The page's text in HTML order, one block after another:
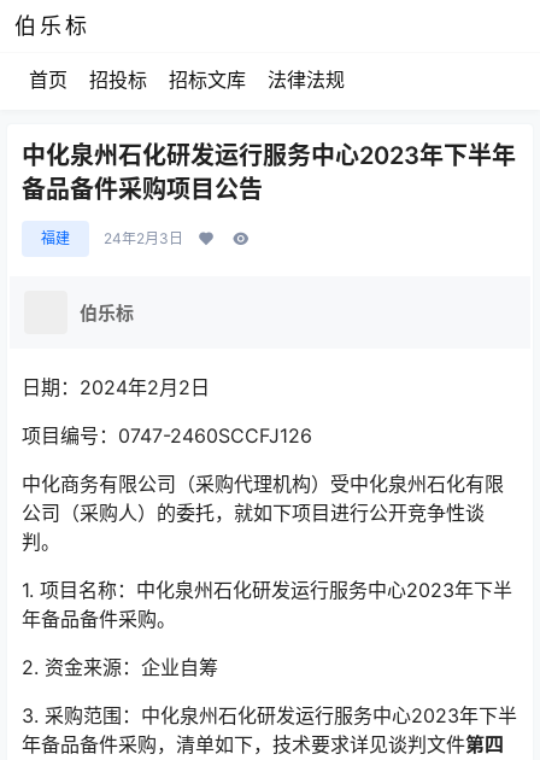
伯乐标
首页 招投标 招标文库 法律法规
中化泉州石化研发运行服务中心2023年下半年
备品备件采购项目公告
福建 24年2月3日
伯乐标
日期：2024年2月2日
项目编号：0747-2460SCCFJ126
中化商务有限公司（采购代理机构）受中化泉州石化有限
公司（采购人）的委托，就如下项目进行公开竞争性谈
判。
1. 项目名称：中化泉州石化研发运行服务中心2023年下半
年备品备件采购。
2. 资金来源：企业自筹
3. 采购范围：中化泉州石化研发运行服务中心2023年下半
年备品备件采购，清单如下，技术要求详见谈判文件第四